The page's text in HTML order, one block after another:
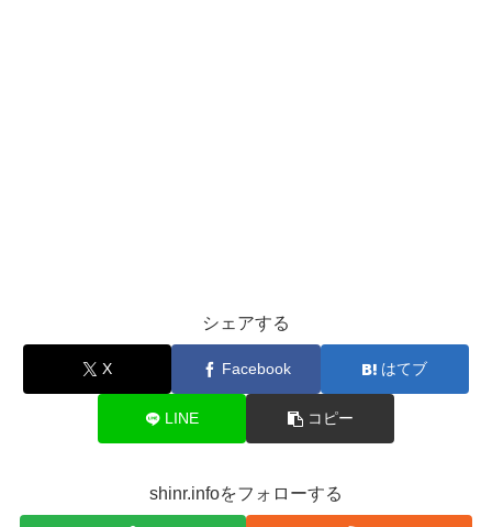
シェアする
X Facebook はてブ
LINE コピー
shinr.infoをフォローする